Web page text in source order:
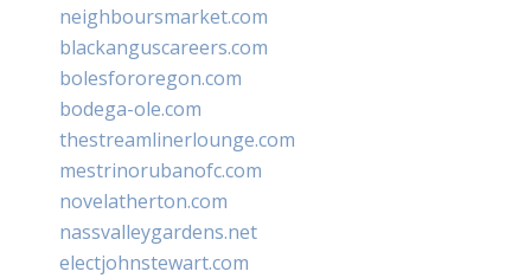
neighboursmarket.com
blackanguscareers.com
bolesfororegon.com
bodega-ole.com
thestreamlinerlounge.com
mestrinorubanofc.com
novelatherton.com
nassvalleygardens.net
electjohnstewart.com